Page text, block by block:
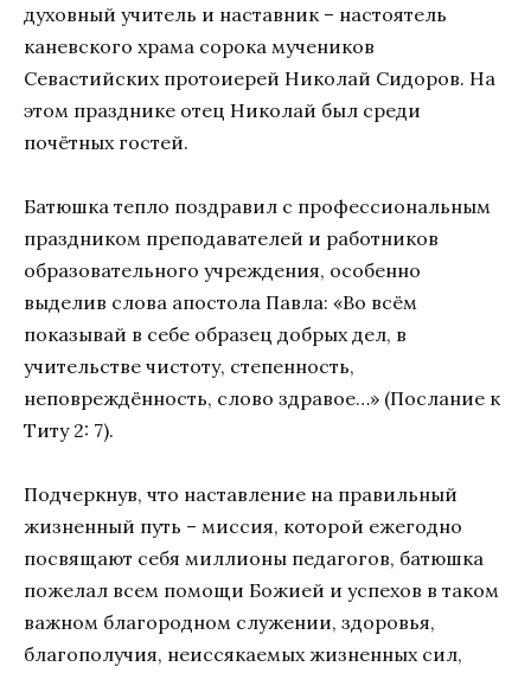
духовный учитель и наставник – настоятель
каневского храма сорока мучеников
Севастийских протоиерей Николай Сидоров. На
этом празднике отец Николай был среди
почётных гостей.
Батюшка тепло поздравил с профессиональным
праздником преподавателей и работников
образовательного учреждения, особенно
выделив слова апостола Павла: «Во всём
показывай в себе образец добрых дел, в
учительстве чистоту, степенность,
неповреждённость, слово здравое…» (Послание к
Титу 2: 7).
Подчеркнув, что наставление на правильный
жизненный путь – миссия, которой ежегодно
посвящают себя миллионы педагогов, батюшка
пожелал всем помощи Божией и успехов в таком
важном благородном служении, здоровья,
благополучия, неиссякаемых жизненных сил,